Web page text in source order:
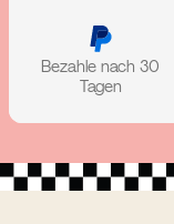
Bezahle nach 30
Tagen